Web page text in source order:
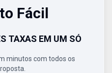
Fácil
TAXAS EM UM SÓ
minutos com todos os